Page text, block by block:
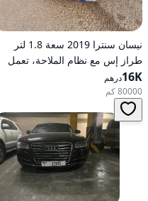
نيسان سنترا 2019 سعة 1.8 لتر
طراز إس مع نظام الملاحة، تعمل
بالبنزين، ناقل حركة أوتوماتيكي، دفع
أمامي
16Kدرهم
80000 كم